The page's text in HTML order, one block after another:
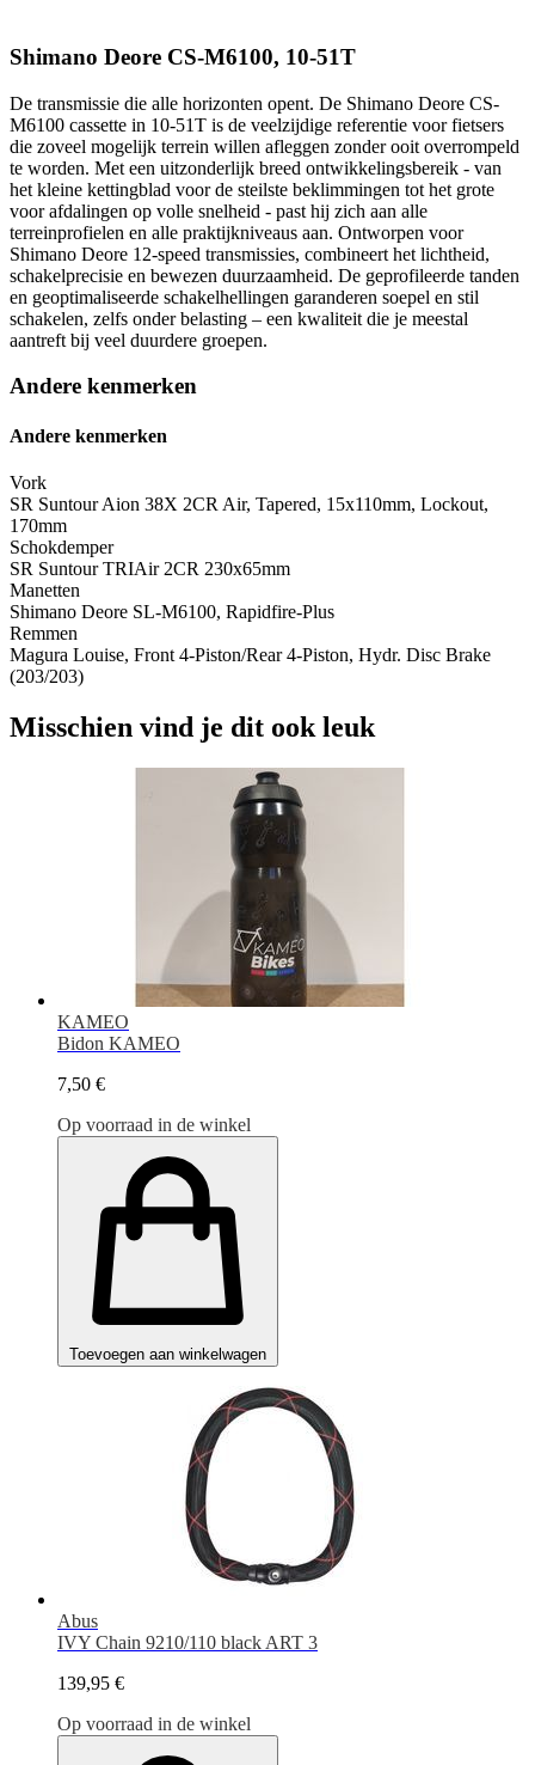
Shimano Deore CS-M6100, 10-51T
De transmissie die alle horizonten opent. De Shimano Deore CS-
M6100 cassette in 10-51T is de veelzijdige referentie voor fietsers
die zoveel mogelijk terrein willen afleggen zonder ooit overrompeld
te worden. Met een uitzonderlijk breed ontwikkelingsbereik - van
het kleine kettingblad voor de steilste beklimmingen tot het grote
voor afdalingen op volle snelheid - past hij zich aan alle
terreinprofielen en alle praktijkniveaus aan. Ontworpen voor
Shimano Deore 12-speed transmissies, combineert het lichtheid,
schakelprecisie en bewezen duurzaamheid. De geprofileerde tanden
en geoptimaliseerde schakelhellingen garanderen soepel en stil
schakelen, zelfs onder belasting – een kwaliteit die je meestal
aantreft bij veel duurdere groepen.
Andere kenmerken
Andere kenmerken
Vork
SR Suntour Aion 38X 2CR Air, Tapered, 15x110mm, Lockout,
170mm
Schokdemper
SR Suntour TRIAir 2CR 230x65mm
Manetten
Shimano Deore SL-M6100, Rapidfire-Plus
Remmen
Magura Louise, Front 4-Piston/Rear 4-Piston, Hydr. Disc Brake
(203/203)
Misschien vind je dit ook leuk
KAMEO
Bidon KAMEO
7,50 €
Op voorraad in de winkel
Toevoegen aan winkelwagen
Abus
IVY Chain 9210/110 black ART 3
139,95 €
Op voorraad in de winkel